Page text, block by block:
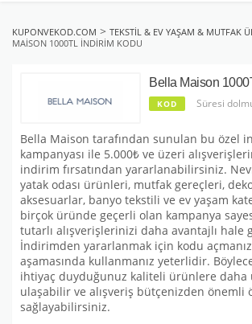
KUPONVEKOD.COM > TEKSTIL & EV YAŞAM & MUTFAK
MAISON 1000TL İNDIRIM KODU
Bella Maison
KOD Süresi
Bella Maison tarafından sunulan bu özel
kampanyası ile 5.000₺ ve üzeri
indirim fırsatından yararlanabilirsiniz.
yatak odası ürünleri, mutfak gereçleri,
aksesuarlar, banyo tekstili ve ev yaşam
birçok üründe geçerli olan kampanya
tutarlı alışverişlerinizi daha avantajlı hale
İndirimden yararlanmak için kodu
aşamasında kullanmanız yeterlidir.
ihtiyaç duyduğunuz kaliteli ürünlere daha
ulaşabilir ve alışveriş bütçenizden önemli
sağlayabilirsiniz.